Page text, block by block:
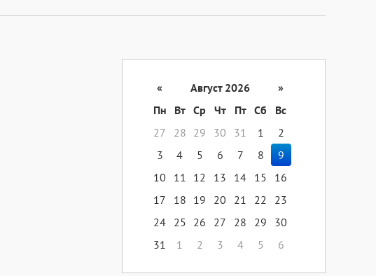
« Август 2026
»
Пн
Вт Ср Чт Пт Сб
Вс
27
28 29 30 31 1
2
3
4 5 6 7 8
9
10
11 12 13 14 15
16
17
18 19 20 21 22
23
24 25 26 27 28 29
30
31
1 2 3 4 5 6